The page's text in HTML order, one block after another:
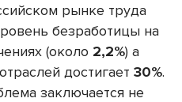
рынке труда
безработицы на
(около 2,2%) а
достигает 30%.
заключается не